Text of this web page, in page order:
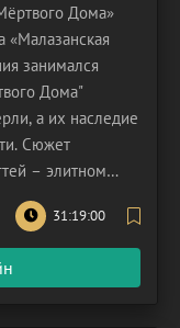
Дома»
«Малазанская
занимался
Дома"
а их наследие
Сюжет
– элитном
загадочным
контракт,
31:19:00